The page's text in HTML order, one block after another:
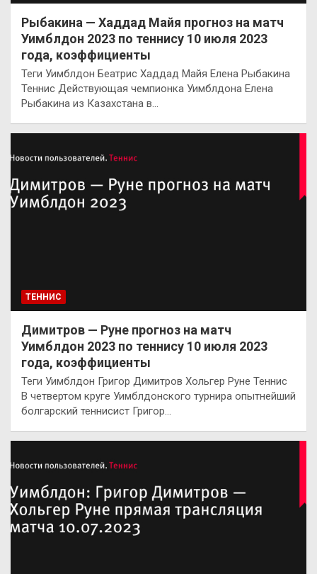
Рыбакина — Хаддад Майя прогноз на матч
Уимблдон 2023 по теннису 10 июля 2023
года, коэффициенты
Теги Уимблдон Беатрис Хаддад Майя Елена Рыбакина
Теннис Действующая чемпионка Уимблдона Елена
Рыбакина из Казахстана в…
ТЕННИС
Димитров — Руне прогноз на матч
Уимблдон 2023 по теннису 10 июля 2023
года, коэффициенты
Теги Уимблдон Григор Димитров Хольгер Руне Теннис
В четвертом круге Уимблдонского турнира опытнейший
болгарский теннисист Григор…